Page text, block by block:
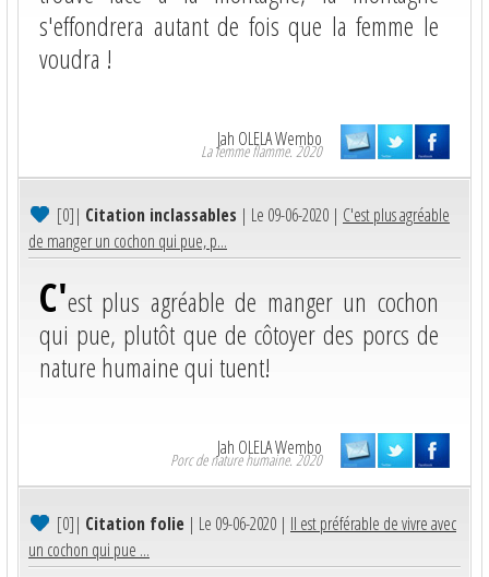
s'effondrera autant de fois que la femme le
voudra !
Jah OLELA Wembo
La femme flamme. 2020
[0]| Citation inclassables | Le 09-06-2020 | C'est plus agréable
de manger un cochon qui pue, p...
C'est plus agréable de manger un cochon
qui pue, plutôt que de côtoyer des porcs de
nature humaine qui tuent!
Jah OLELA Wembo
Porc de nature humaine. 2020
[0]| Citation folie | Le 09-06-2020 | Il est préférable de vivre avec
un cochon qui pue ...